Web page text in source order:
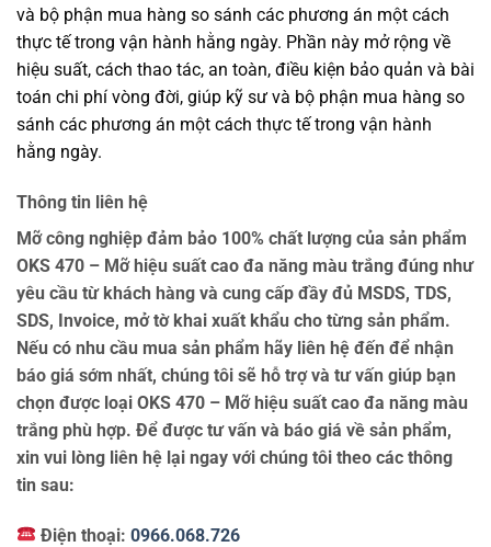
và bộ phận mua hàng so sánh các phương án một cách
thực tế trong vận hành hằng ngày. Phần này mở rộng về
hiệu suất, cách thao tác, an toàn, điều kiện bảo quản và bài
toán chi phí vòng đời, giúp kỹ sư và bộ phận mua hàng so
sánh các phương án một cách thực tế trong vận hành
hằng ngày.
Thông tin liên hệ
Mỡ công nghiệp đảm bảo 100% chất lượng của sản phẩm
OKS 470 – Mỡ hiệu suất cao đa năng màu trắng đúng như
yêu cầu từ khách hàng và cung cấp đầy đủ MSDS, TDS,
SDS, Invoice, mở tờ khai xuất khẩu cho từng sản phẩm.
Nếu có nhu cầu mua sản phẩm hãy liên hệ đến để nhận
báo giá sớm nhất, chúng tôi sẽ hỗ trợ và tư vấn giúp bạn
chọn được loại OKS 470 – Mỡ hiệu suất cao đa năng màu
trắng phù hợp. Để được tư vấn và báo giá về sản phẩm,
xin vui lòng liên hệ lại ngay với chúng tôi theo các thông
tin sau:
Điện thoại:0966.068.726